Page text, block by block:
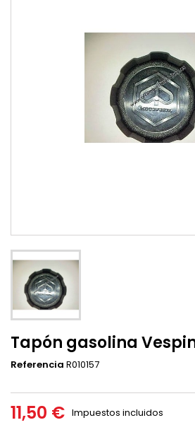
Tapón gasolina
Referencia R010157
11,50 € Impuestos incluidos